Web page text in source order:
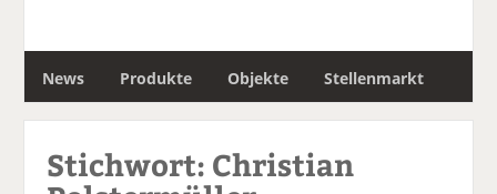
News Produkte Objekte Stellenmarkt
c
Stichwort: Christian